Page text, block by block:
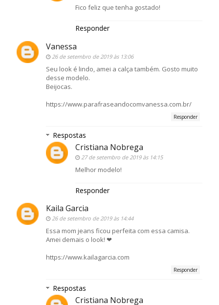
Fico feliz que tenha gostado!
Responder
Vanessa
26 de setembro de 2019 às 13:06
Seu look é lindo, amei a calça também. Gosto muito
desse modelo.
Beijocas.
https://www.parafraseandocomvanessa.com.br/
Responder
Respostas
Cristiana Nobrega
27 de setembro de 2019 às 14:15
Melhor modelo!
Responder
Kaila Garcia
26 de setembro de 2019 às 14:44
Essa mom jeans ficou perfeita com essa camisa.
Amei demais o look! ❤
https://www.kailagarcia.com
Responder
Respostas
Cristiana Nobrega